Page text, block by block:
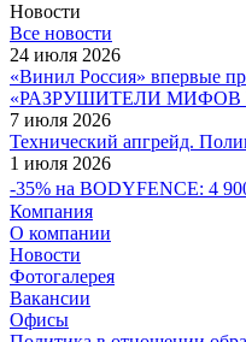
Новости
Все новости
24 июля 2026
«Винил Россия» впервые
«РАЗРУШИТЕЛИ МИФОВ
7 июля 2026
Технический апгрейд.
1 июля 2026
-35% на BODYFENCE: 4
Компания
О компании
Новости
Фотогалерея
Вакансии
Офисы